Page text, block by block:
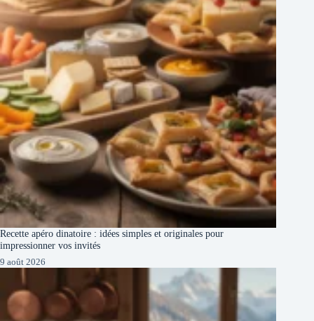
Recette apéro dinatoire : idées simples et originales pour
impressionner vos invités
9 août 2026